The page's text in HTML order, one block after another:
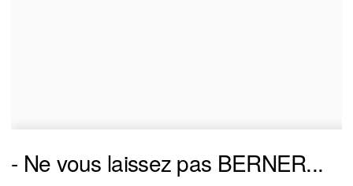
- Ne vous laissez pas BERNER...